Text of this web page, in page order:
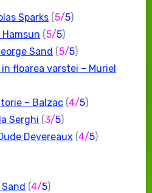
Sparks (5/5)
(5/5)
Sand (5/5)
floarea varstei – Muriel
– Balzac (4/5)
Serghi (3/5)
Devereaux (4/5)
(4/5)